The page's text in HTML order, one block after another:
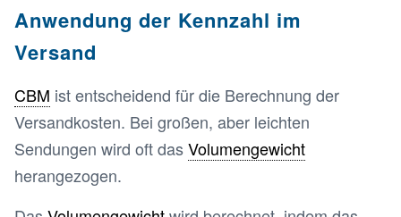
Anwendung der Kennzahl im
Versand
CBM ist entscheidend für die Berechnung der
Versandkosten. Bei großen, aber leichten
Sendungen wird oft dasVolumengewicht
herangezogen.